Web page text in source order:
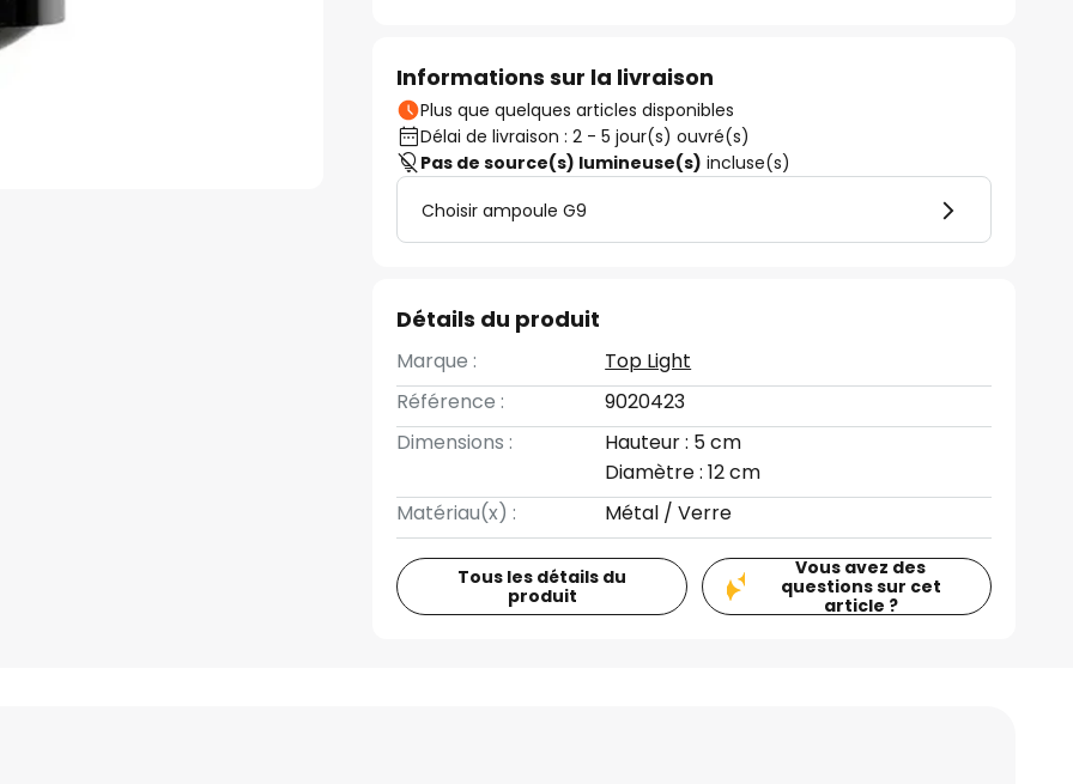
Informations sur la livraison
Plus que quelques articles disponibles
Délai de livraison : 2 - 5 jour(s) ouvré(s)
Pas de source(s) lumineuse(s) incluse(s)
Choisir ampoule G9
Détails du produit
Marque :
Top Light
Référence :
9020423
Dimensions :
Hauteur : 5 cm
Diamètre : 12 cm
Matériau(x) :
Métal / Verre
Tous les détails du
produit
Vous avez des
questions sur cet
article ?